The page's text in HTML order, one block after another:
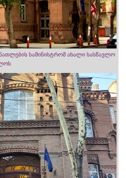
სამინისტრომ ახალი სასწავლო